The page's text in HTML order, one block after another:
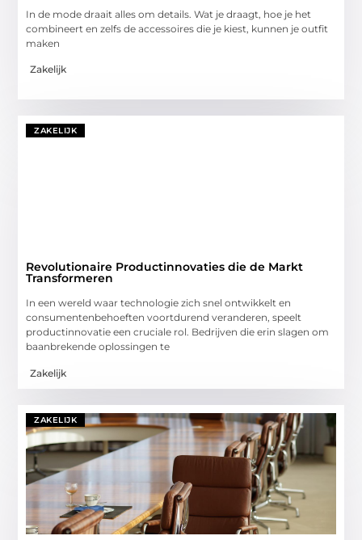
In de mode draait alles om details. Wat je draagt, hoe je het
combineert en zelfs de accessoires die je kiest, kunnen je outfit
maken
Zakelijk
ZAKELIJK
Revolutionaire Productinnovaties die de Markt
Transformeren
In een wereld waar technologie zich snel ontwikkelt en
consumentenbehoeften voortdurend veranderen, speelt
productinnovatie een cruciale rol. Bedrijven die erin slagen om
baanbrekende oplossingen te
Zakelijk
ZAKELIJK